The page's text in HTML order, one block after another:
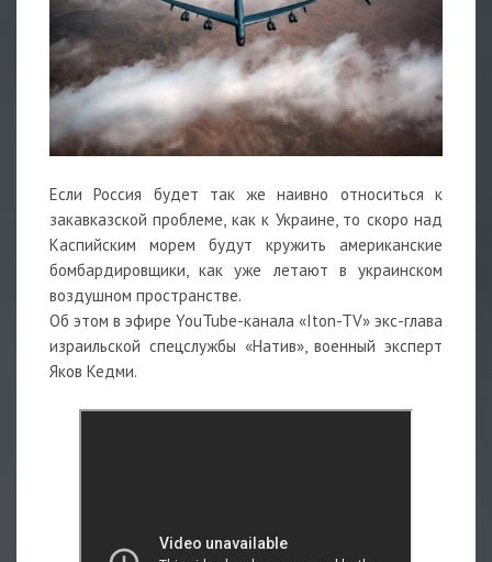
Если Россия будет так же наивно относиться к
закавказской проблеме, как к Украине, то скоро над
Каспийским морем будут кружить американские
бомбардировщики, как уже летают в украинском
воздушном пространстве.
Об этом в эфире YouTube-канала «Iton-TV» экс-глава
израильской спецслужбы «Натив», военный эксперт
Яков Кедми.